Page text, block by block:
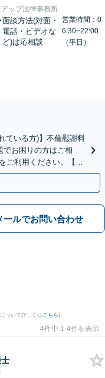
ップ法律事務所
面談方法(対面・
電話・ビデオな
ど)は応相談
営業時間：0
6:30~22:00
（平日）
ている方)】不倫慰謝料
でお困りの方はご相
ご利用ください。【不
ールでお問い合わせ
ついて詳しくはこちら)
4件中 1-4件を表示